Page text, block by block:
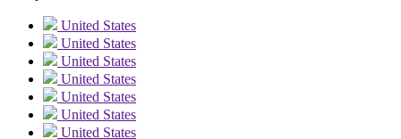
United States
United States
United States
United States
United States
United States
United States